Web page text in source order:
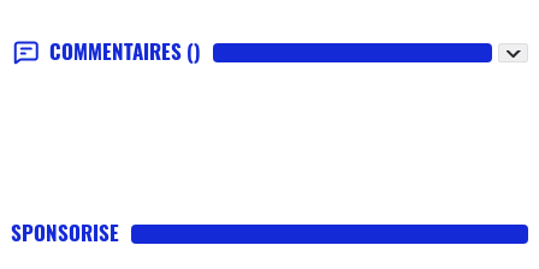
COMMENTAIRES ()
SPONSORISE